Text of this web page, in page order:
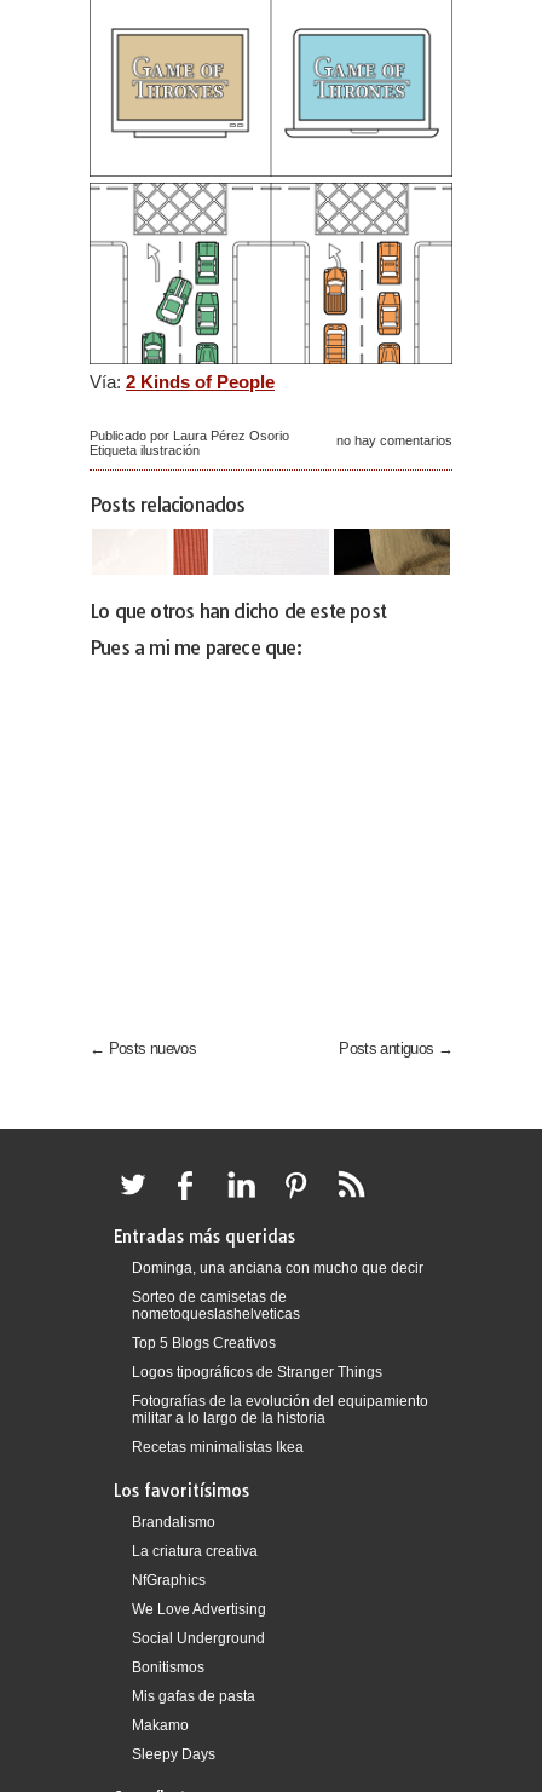
Vía: 2 Kinds of People
Publicado por Laura Pérez Osorio
Etiqueta ilustración
no hay comentarios
Posts relacionados
Lo que otros han dicho de este post
Pues a mi me parece que:
← Posts nuevos Posts antiguos →
Entradas más queridas
Dominga, una anciana con mucho que decir
Sorteo de camisetas de
nometoqueslashelveticas
Top 5 Blogs Creativos
Logos tipográficos de Stranger Things
Fotografías de la evolución del equipamiento
militar a lo largo de la historia
Recetas minimalistas Ikea
Los favoritísimos
Brandalismo
La criatura creativa
NfGraphics
We Love Advertising
Social Underground
Bonitismos
Mis gafas de pasta
Makamo
Sleepy Days